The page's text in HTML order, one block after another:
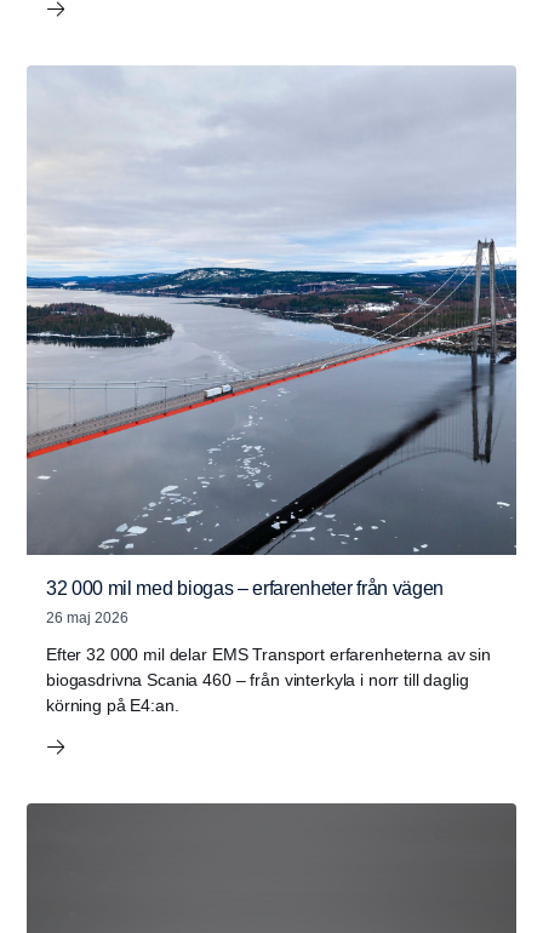
32 000 mil med biogas – erfarenheter från vägen
26 maj 2026
Efter 32 000 mil delar EMS Transport erfarenheterna av sin
biogasdrivna Scania 460 – från vinterkyla i norr till daglig
körning på E4:an.